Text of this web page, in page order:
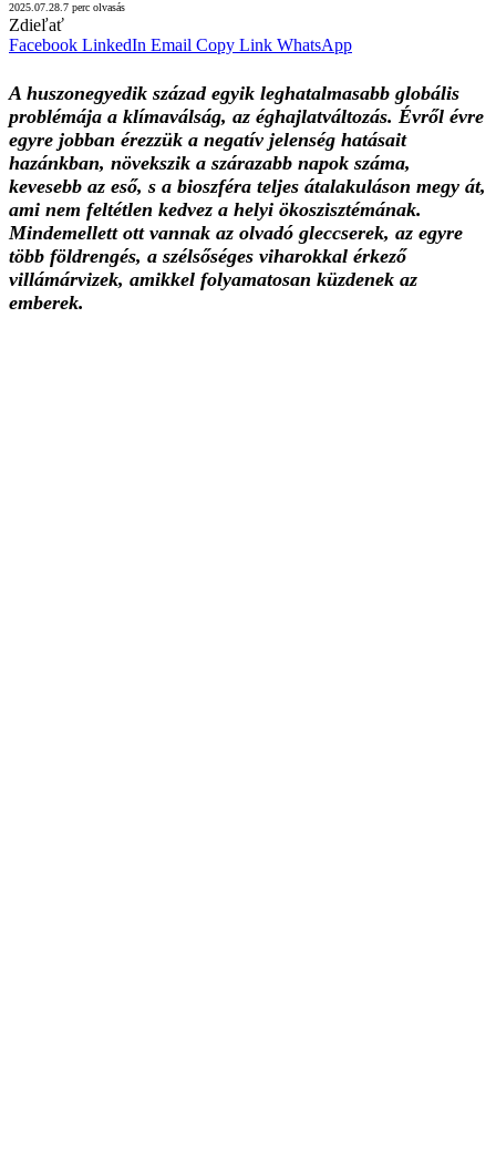
2025.07.28.7 perc olvasás
Zdieľať
Facebook LinkedIn Email Copy Link WhatsApp
A huszonegyedik század egyik leghatalmasabb globális
problémája a klímaválság, az éghajlatváltozás. Évről évre
egyre jobban érezzük a negatív jelenség hatásait
hazánkban, növekszik a szárazabb napok száma,
kevesebb az eső, s a bioszféra teljes átalakuláson megy át,
ami nem feltétlen kedvez a helyi ökoszisztémának.
Mindemellett ott vannak az olvadó gleccserek, az egyre
több földrengés, a szélsőséges viharokkal érkező
villámárvizek, amikkel folyamatosan küzdenek az
emberek.